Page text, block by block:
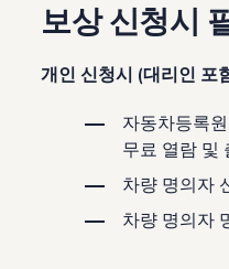
보상 신청시
개인 신청시 (대리인 포
자동차등록
무료 열람 및
차량 명의자
차량 명의자